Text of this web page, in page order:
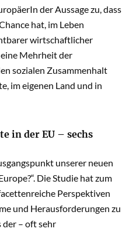
der Aussage zu, dass
hat, im Leben
wirtschaftlicher
Mehrheit der
sozialen Zusammenhalt
im eigenen Land und in
in der EU – sechs
unserer neuen
Die Studie hat zum
Perspektiven
und Herausforderungen zu
der – oft sehr